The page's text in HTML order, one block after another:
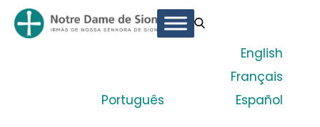
Português
English
Français
Español